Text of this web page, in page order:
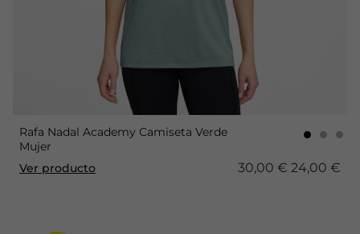
Rafa Nadal Academy Camiseta Verde
Mujer
Ver producto
30,00 € 24,00 €